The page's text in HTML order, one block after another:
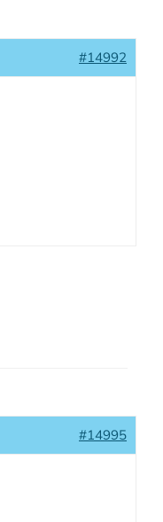
#14992
#14995